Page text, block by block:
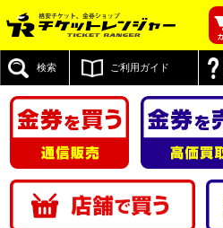
検索 ご利用ガイド